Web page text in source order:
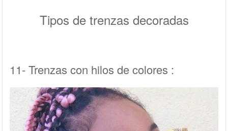
Tipos de trenzas decoradas
11- Trenzas con hilos de colores :